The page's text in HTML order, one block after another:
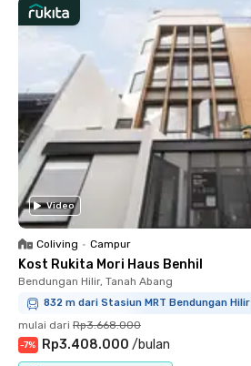
Video
Coliving • Campur
Kost Rukita Mori Haus Benhil
Bendungan Hilir, Tanah Abang
832 m dari Stasiun MRT Bendungan Hilir
mulai dari Rp3.668.000
-7% Rp3.408.000 /bulan